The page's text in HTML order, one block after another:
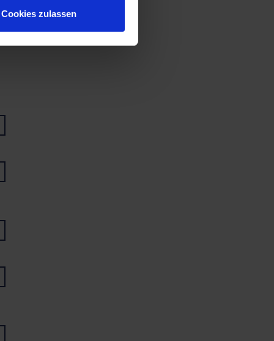
Cookies zulassen